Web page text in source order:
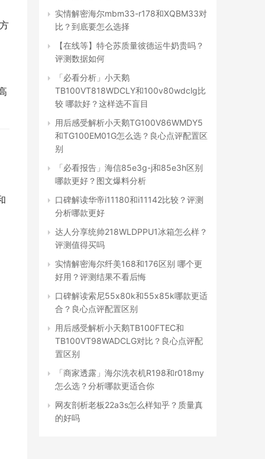
实情解密海尔mbm33-r178和XQBM33对
比？到底要怎么选择
【在线等】特仑苏质量彼德运牛奶贵吗？
评测数据如何
「必看分析」小天鹅
TB100VT818WDCLY和100v80wdclg比
较 哪款好？这样选不盲目
用后感受解析小天鹅TG100V86WMDY5
和TG100EM01G怎么选？良心点评配置区
别
「必看报告」海信85e3g-j和85e3h区别
哪款更好？图文爆料分析
口碑解读华帝i11180和i11142比较？评测
分析哪款更好
达人分享统帅218WLDPPU1冰箱怎么样？
评测值得买吗
实情解密海尔纤美168和176区别 哪个更
好用？评测结果不看后悔
口碑解读索尼55x80k和55x85k哪款更适
合？良心点评配置区别
用后感受解析小天鹅TB100FTEC和
TB100VT98WADCLG对比？良心点评配
置区别
「商家透露」海尔洗衣机R198和r018my
怎么选？分析哪款更适合你
网友剖析老板22a3s怎么样知乎？质量真
的好吗